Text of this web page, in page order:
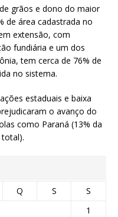
grãos e dono do maior
de área cadastrada no
extensão, com
fundiária e um dos
tem cerca de 76% de
no sistema.
estaduais e baixa
o avanço do
como Paraná (13% da
total).
Q S
S
1